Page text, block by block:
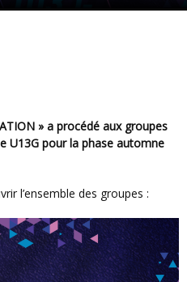
U13G pour la phase automne
l’ensemble des groupes :